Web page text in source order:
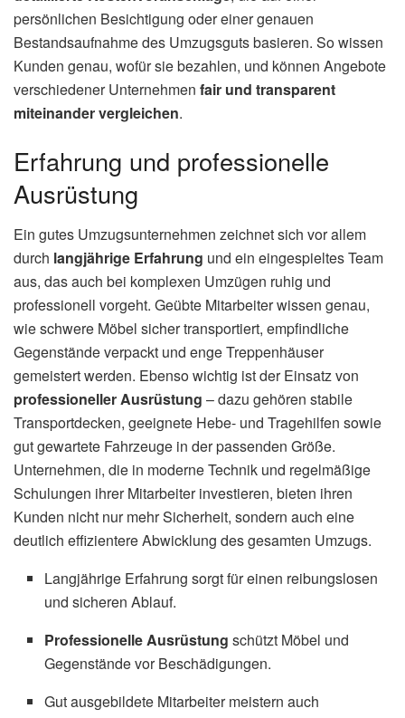
persönlichen Besichtigung oder einer genauen
Bestandsaufnahme des Umzugsguts basieren. So wissen
Kunden genau, wofür sie bezahlen, und können Angebote
verschiedener Unternehmen fair und transparent
miteinander vergleichen.
Erfahrung und professionelle
Ausrüstung
Ein gutes Umzugsunternehmen zeichnet sich vor allem
durch langjährige Erfahrung und ein eingespieltes Team
aus, das auch bei komplexen Umzügen ruhig und
professionell vorgeht. Geübte Mitarbeiter wissen genau,
wie schwere Möbel sicher transportiert, empfindliche
Gegenstände verpackt und enge Treppenhäuser
gemeistert werden. Ebenso wichtig ist der Einsatz von
professioneller Ausrüstung – dazu gehören stabile
Transportdecken, geeignete Hebe- und Tragehilfen sowie
gut gewartete Fahrzeuge in der passenden Größe.
Unternehmen, die in moderne Technik und regelmäßige
Schulungen ihrer Mitarbeiter investieren, bieten ihren
Kunden nicht nur mehr Sicherheit, sondern auch eine
deutlich effizientere Abwicklung des gesamten Umzugs.
Langjährige Erfahrung sorgt für einen reibungslosen
und sicheren Ablauf.
Professionelle Ausrüstung schützt Möbel und
Gegenstände vor Beschädigungen.
Gut ausgebildete Mitarbeiter meistern auch